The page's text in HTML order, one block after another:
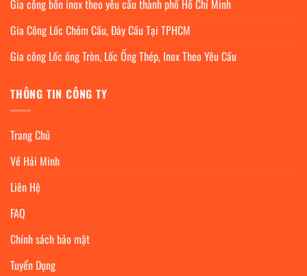
Gia công bồn inox theo yêu cầu thành phố Hồ Chí Minh
Gia Công Lốc Chỏm Cầu, Đáy Cầu Tại TPHCM
Gia công Lốc ống Tròn, Lốc Ống Thép, Inox Theo Yêu Cầu
THÔNG TIN CÔNG TY
Trang Chủ
Về Hải Minh
Liên Hệ
FAQ
Chính sách bảo mật
Tuyển Dụng